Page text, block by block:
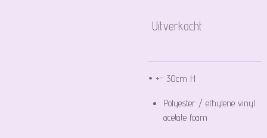
Uitverkocht
• +- 30cm H
Polyester / ethylene vinyl
acetate foam